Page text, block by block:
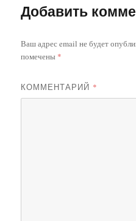
Добавить
Ваш адрес email не будет
помечены *
КОММЕНТАРИЙ *